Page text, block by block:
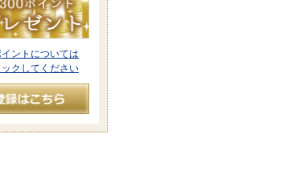
ントについては
クしてください